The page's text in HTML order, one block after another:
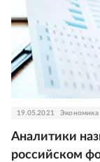
19.05.2021 Экономика
Аналитики
российском